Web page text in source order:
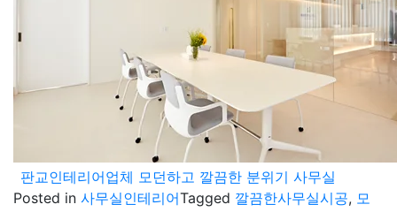
판교인테리어업체 모던하고 깔끔한 분위기 사무실
Posted in 사무실인테리어Tagged 깔끔한사무실시공, 모